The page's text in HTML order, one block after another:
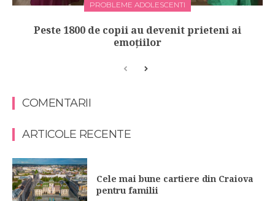
PROBLEME ADOLESCENTI
Peste 1800 de copii au devenit prieteni ai
emoţiilor
COMENTARII
ARTICOLE RECENTE
Cele mai bune cartiere din Craiova
pentru familii